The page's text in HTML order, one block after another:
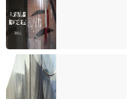
600 Dolar nereye gitti?
Paylaşım ekonomisi ve yeni bir satış
Turizm ve Otelcilik Düzenleme ve
Yeni tesisler yönetmeliği
Ah şu biz çılgın Türkler!